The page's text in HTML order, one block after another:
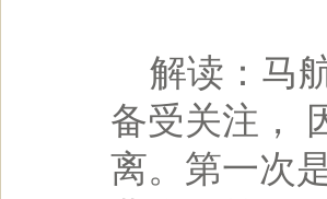
解读：马
备受关注，
离。第一次